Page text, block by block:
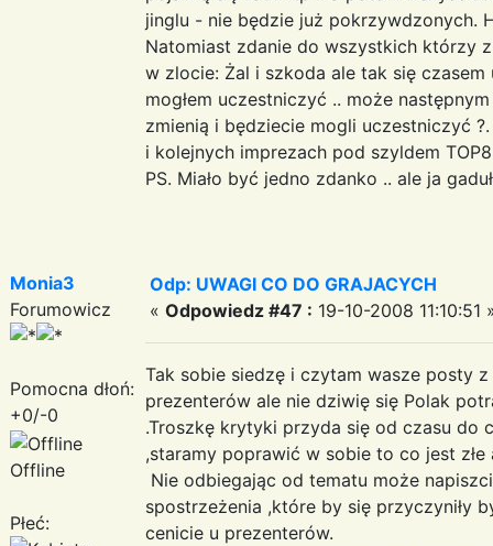
jinglu - nie będzie już pokrzywdzonych.
Natomiast zdanie do wszystkich którzy
w zlocie: Żal i szkoda ale tak się
mogłem uczestniczyć .. może
zmienią i będziecie mogli uczestniczyć
i kolejnych imprezach pod szyldem
PS. Miało być jedno zdanko .. ale ja
Monia3
Forumowicz
Pomocna dłoń:
+0/-0
Offline
Płeć:
Odp: UWAGI CO DO GRAJACYCH
« Odpowiedz #47 : 19-10-2008 11:10:51
Tak sobie siedzę i czytam wasze posty
prezenterów ale nie dziwię się Polak
.Troszkę krytyki przyda się od czasu
,staramy poprawić w sobie to co jest
Nie odbiegając od tematu może
spostrzeżenia ,które by się przyczyniły
cenicie u prezenterów.